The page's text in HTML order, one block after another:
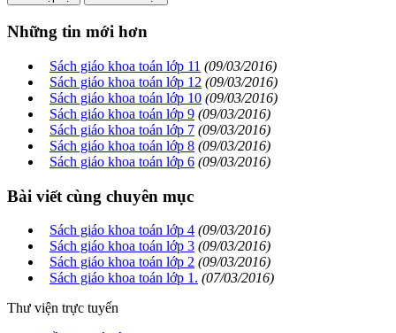
Những tin mới hơn
Sách giáo khoa toán lớp 11 (09/03/2016)
Sách giáo khoa toán lớp 12 (09/03/2016)
Sách giáo khoa toán lớp 10 (09/03/2016)
Sách giáo khoa toán lớp 9 (09/03/2016)
Sách giáo khoa toán lớp 7 (09/03/2016)
Sách giáo khoa toán lớp 8 (09/03/2016)
Sách giáo khoa toán lớp 6 (09/03/2016)
Bài viết cùng chuyên mục
Sách giáo khoa toán lớp 4 (09/03/2016)
Sách giáo khoa toán lớp 3 (09/03/2016)
Sách giáo khoa toán lớp 2 (09/03/2016)
Sách giáo khoa toán lớp 1. (07/03/2016)
Thư viện trực tuyến